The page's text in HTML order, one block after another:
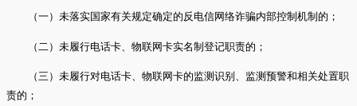
（一）未落实国家有关规定确定的反电信网络诈骗内部控制机制的；
（二）未履行电话卡、物联网卡实名制登记职责的；
（三）未履行对电话卡、物联网卡的监测识别、监测预警和相关处置职
责的；